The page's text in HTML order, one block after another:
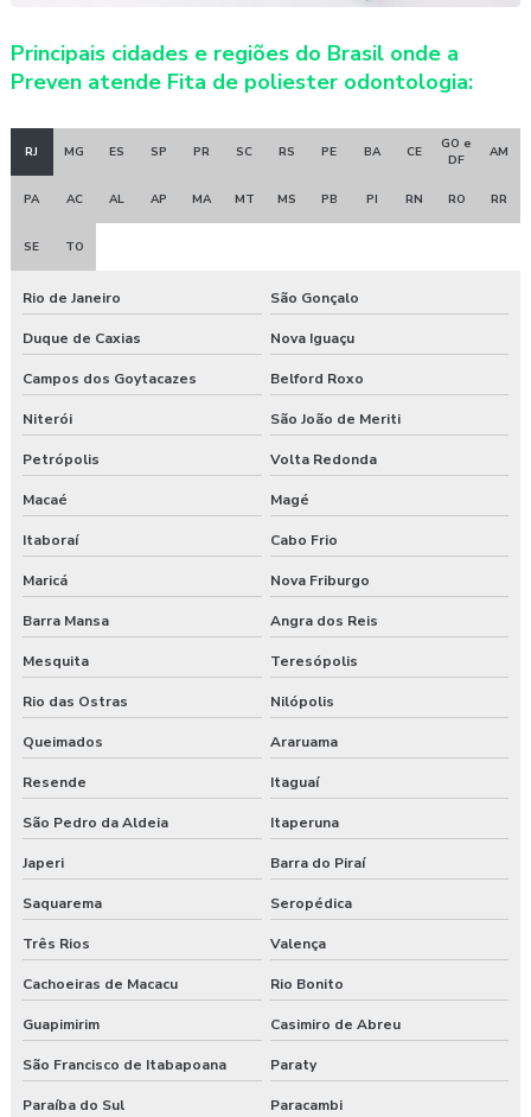
Principais cidades e regiões do Brasil onde a
Preven atende Fita de poliester odontologia:
RJ MG ES SP PR SC RS PE BA CE
GO e
DF
AM
PA AC AL AP MA MT MS PB PI RN RO RR
SE TO
Rio de Janeiro São Gonçalo
Duque de Caxias Nova Iguaçu
Campos dos Goytacazes Belford Roxo
Niterói São João de Meriti
Petrópolis Volta Redonda
Macaé Magé
Itaboraí Cabo Frio
Maricá Nova Friburgo
Barra Mansa Angra dos Reis
Mesquita Teresópolis
Rio das Ostras Nilópolis
Queimados Araruama
Resende Itaguaí
São Pedro da Aldeia Itaperuna
Japeri Barra do Piraí
Saquarema Seropédica
Três Rios Valença
Cachoeiras de Macacu Rio Bonito
Guapimirim Casimiro de Abreu
São Francisco de Itabapoana Paraty
Paraíba do Sul Paracambi